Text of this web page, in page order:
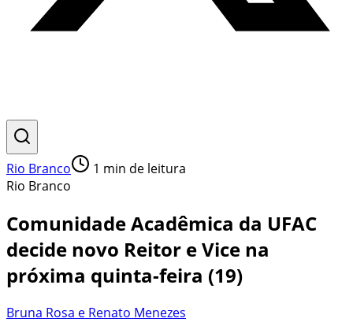
Rio Branco 1 min de leitura
Rio Branco
Comunidade Acadêmica da UFAC
decide novo Reitor e Vice na
próxima quinta-feira (19)
Bruna Rosa e Renato Menezes